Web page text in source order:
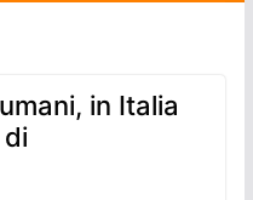
in Italia